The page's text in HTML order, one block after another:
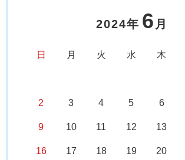
2024年 6 月
日 月 火 水 木
2 3 4 5 6
9 10 11 12 13
16 17 18 19 20